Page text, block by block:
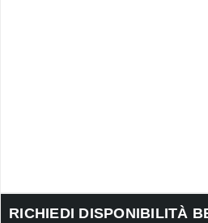
RICHIEDI DISPONIBILITÀ